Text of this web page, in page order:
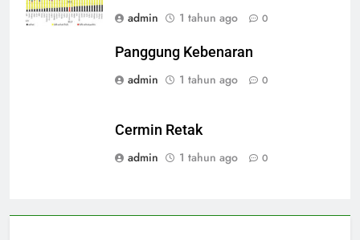
admin
1 tahun ago 0
Panggung Kebenaran
admin
1 tahun ago 0
Cermin Retak
admin
1 tahun ago 0